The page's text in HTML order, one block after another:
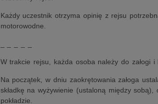
Każdy uczestnik otrzyma opinię z rejsu
motorowodne.
W trakcie rejsu, każda osoba należy do załogi i
Na początek, w dniu zaokrętowania załoga
składkę na wyżywienie (ustaloną między
pokładzie.